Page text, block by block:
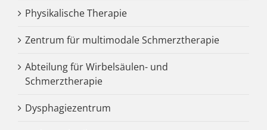
Physikalische Therapie
Zentrum für multimodale Schmerztherapie
Abteilung für Wirbelsäulen- und
Schmerztherapie
Dysphagiezentrum